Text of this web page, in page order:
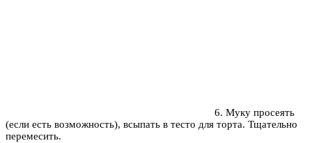
6. Муку просеять
(если есть возможность), всыпать в тесто для торта. Тщательно
перемесить.